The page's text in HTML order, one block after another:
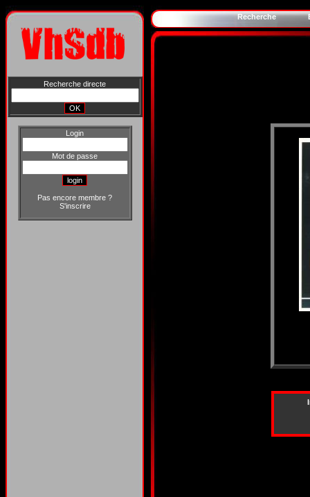
Recherche directe
Login
Mot de passe
Pas encore membre ?
S'inscrire
Recherche